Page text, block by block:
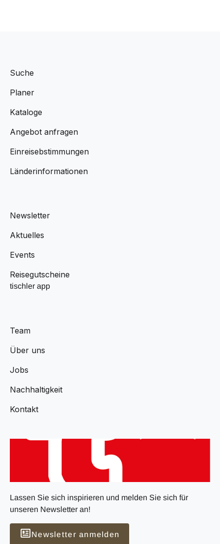
Suche
Planer
Kataloge
Angebot anfragen
Einreisebstimmungen
Länderinformationen
Newsletter
Aktuelles
Events
Reisegutscheine
tischler app
Team
Über uns
Jobs
Nachhaltigkeit
Kontakt
Lassen Sie sich inspirieren und melden Sie sich für
unseren Newsletter an!
Newsletter anmelden